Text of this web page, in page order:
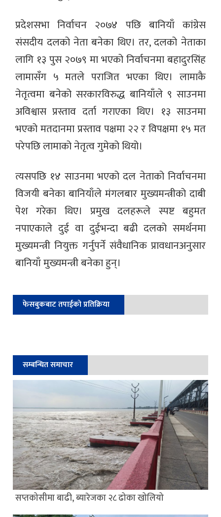
प्रदेशसभा निर्वाचन २०७४ पछि बानियाँ कांग्रेस
संसदीय दलको नेता बनेका थिए। तर, दलको नेताका
लागि १३ पुस २०७९ मा भएको निर्वाचनमा बहादुरसिंह
लामासँग ५ मतले पराजित भएका थिए। लामाकै
नेतृत्वमा बनेको सरकारविरुद्ध बानियाँले ९ साउनमा
अविश्वास प्रस्ताव दर्ता गराएका थिए। १३ साउनमा
भएको मतदानमा प्रस्ताव पक्षमा २२ र विपक्षमा १५ मत
परेपछि लामाको नेतृत्व गुमेको थियो।
त्यसपछि १४ साउनमा भएको दल नेताको निर्वाचनमा
विजयी बनेका बानियाँले मंगलबार मुख्यमन्त्रीको दाबी
पेश गरेका थिए। प्रमुख दलहरूले स्पष्ट बहुमत
नपाएकाले दुई वा दुईभन्दा बढी दलको समर्थनमा
मुख्यमन्त्री नियुक्त गर्नुपर्ने संवैधानिक प्रावधानअनुसार
बानियाँ मुख्यमन्त्री बनेका हुन्।
फेसबुकबाट तपाईको प्रतिक्रिया
सम्बन्धित समाचार
सप्तकोसीमा बाढी, ब्यारेजका २८ ढोका खोलियो